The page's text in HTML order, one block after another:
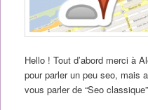
Hello ! Tout d’abord merci à
pour parler un peu seo, mais
vous parler de “Seo